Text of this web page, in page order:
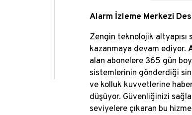
Alarm İzleme Merkezi
Zengin teknolojik
kazanmaya devam ediyor.
alan abonelere 365 gün
sistemlerinin gönderdiği
ve kolluk kuvvetlerine
düşüyor. Güvenliğinizi
seviyelere çıkaran bu